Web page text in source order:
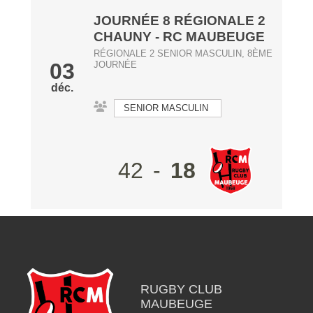
03
déc.
JOURNÉE 8 RÉGIONALE 2
CHAUNY - RC MAUBEUGE
RÉGIONALE 2 SENIOR MASCULIN, 8ÈME
JOURNÉE
SENIOR MASCULIN
42 - 18
RUGBY CLUB
MAUBEUGE